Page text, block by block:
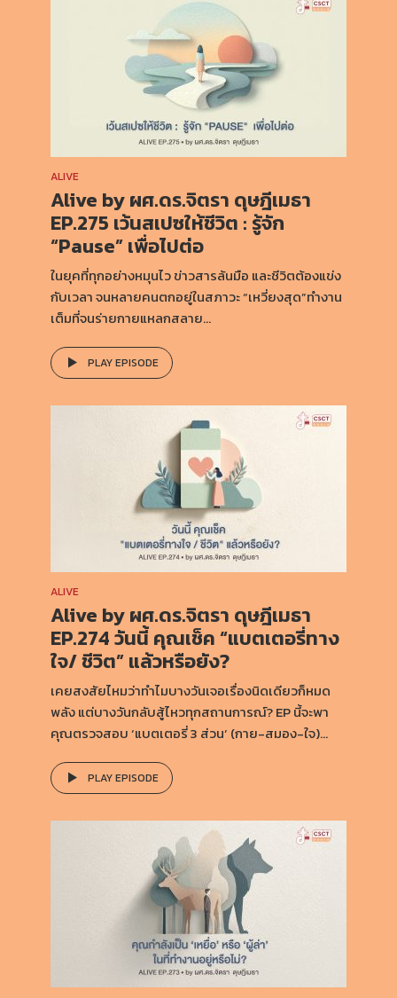
ALIVE
Alive by ผศ.ดร.จิตรา ดุษฎีเมธา
EP.275 เว้นสเปซให้ชีวิต : รู้จัก
“Pause” เพื่อไปต่อ
ในยุคที่ทุกอย่างหมุนไว ข่าวสารล้นมือ และชีวิตต้องแข่ง
กับเวลา จนหลายคนตกอยู่ในสภาวะ “เหวี่ยงสุด”ทำงาน
เต็มที่จนร่ายกายแหลกสลาย...
PLAY EPISODE
ALIVE
Alive by ผศ.ดร.จิตรา ดุษฎีเมธา
EP.274 วันนี้ คุณเช็ค “แบตเตอรี่ทาง
ใจ/ ชีวิต” แล้วหรือยัง?
เคยสงสัยไหมว่าทำไมบางวันเจอเรื่องนิดเดียวก็หมด
พลัง แต่บางวันกลับสู้ไหวทุกสถานการณ์? EP นี้จะพา
คุณตรวจสอบ ‘แบตเตอรี่ 3 ส่วน’ (กาย-สมอง-ใจ)...
PLAY EPISODE